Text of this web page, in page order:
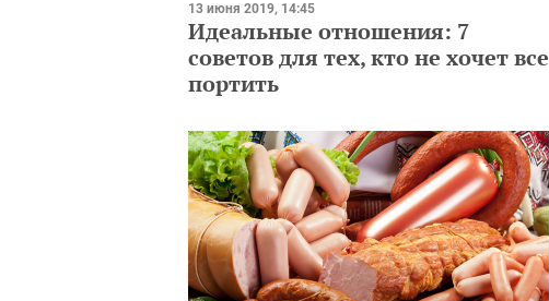
13 июня 2019, 14:45
Идеальные отношения: 7
советов для тех, кто не хочет все
портить